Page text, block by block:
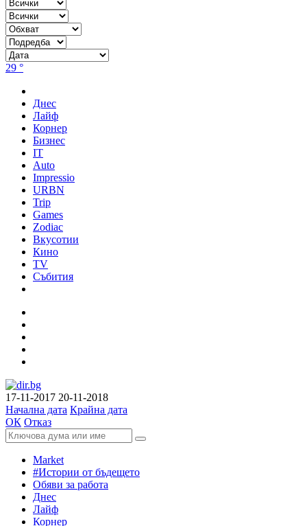
29 °
Днес
Лайф
Корнер
Бизнес
IT
Auto
Impressio
URBN
Trip
Games
Zodiac
Вкусотии
Кино
TV
Събития
17-11-2017 20-11-2018
Начална дата Крайна дата
ОК Отказ
Market
#Истории от бъдещето
Обяви за работа
Днес
Лайф
Корнер